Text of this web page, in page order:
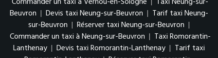
Beuvron | Devis taxi Neung-sur-Beuvron | Tarif taxi Neung-
sur-Beuvron | Réserver taxi Neung-sur-Beuvron |
Commander un taxi à Neung-sur-Beuvron | Taxi Romorantin-
Lanthenay | Devis taxi Romorantin-Lanthenay | Tarif taxi